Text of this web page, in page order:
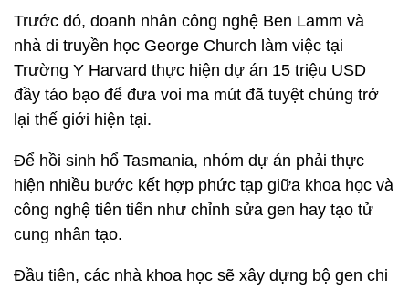
Trước đó, doanh nhân công nghệ Ben Lamm và
nhà di truyền học George Church làm việc tại
Trường Y Harvard thực hiện dự án 15 triệu USD
đầy táo bạo để đưa voi ma mút đã tuyệt chủng trở
lại thế giới hiện tại.
Để hồi sinh hổ Tasmania, nhóm dự án phải thực
hiện nhiều bước kết hợp phức tạp giữa khoa học và
công nghệ tiên tiến như chỉnh sửa gen hay tạo tử
cung nhân tạo.
Đầu tiên, các nhà khoa học sẽ xây dựng bộ gen chi